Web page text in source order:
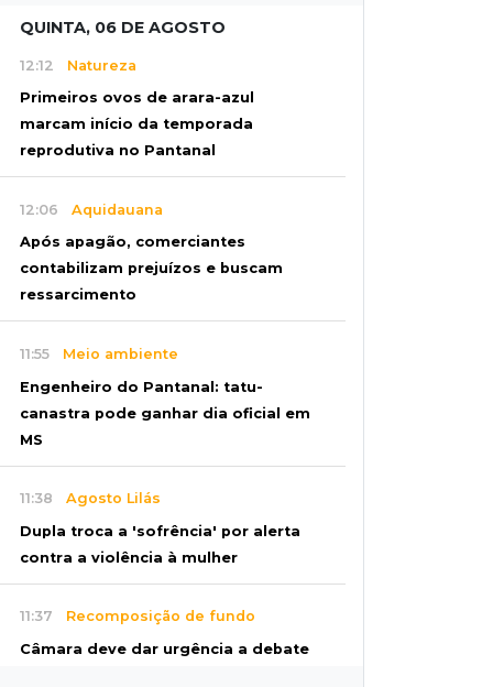
QUINTA, 06 DE AGOSTO
12:12 Natureza
Primeiros ovos de arara-azul
marcam início da temporada
reprodutiva no Pantanal
12:06 Aquidauana
Após apagão, comerciantes
contabilizam prejuízos e buscam
ressarcimento
11:55 Meio ambiente
Engenheiro do Pantanal: tatu-
canastra pode ganhar dia oficial em
MS
11:38 Agosto Lilás
Dupla troca a 'sofrência' por alerta
contra a violência à mulher
11:37 Recomposição de fundo
Câmara deve dar urgência a debate